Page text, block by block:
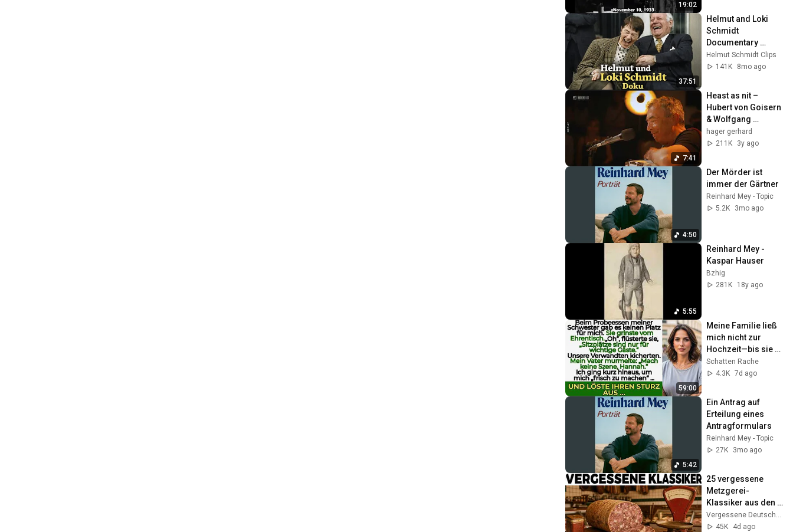
19:02
37:51
Helmut and Loki
Schmidt
Documentary
(2009)
Helmut Schmidt Clips
141K
8mo ago
7:41
Heast as nit –
Hubert von Goisern
& Wolfgang
Staribacher (Live –
Hellers
hager gerhard
211K
3y ago
4:50
Der Mörder ist
immer der Gärtner
Reinhard Mey - Topic
5.2K
3mo ago
5:55
Reinhard Mey -
Kaspar Hauser
Bzhig
281K
18y ago
59:00
Meine Familie ließ
mich nicht zur
Hochzeit—bis sie
erfuhren, dass ich
der Besitzer war.
Schatten Rache
4.3K 7d ago
5:42
Ein Antrag auf
Erteilung eines
Antragformulars
Reinhard Mey - Topic
27K
3mo ago
25 vergessene
Metzgerei-
Klassiker aus den
60ern, die heute
kein Fleischer mehr
45K
4d ago